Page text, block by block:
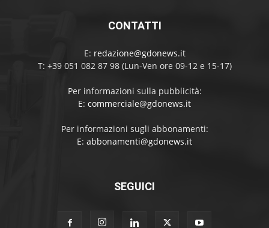
CONTATTI
E: redazione@gdonews.it
T: +39 051 082 87 98 (Lun-Ven ore 09-12 e 15-17)
Per informazioni sulla pubblicità:
E: commerciale@gdonews.it
Per informazioni sugli abbonamenti:
E: abbonamenti@gdonews.it
SEGUICI